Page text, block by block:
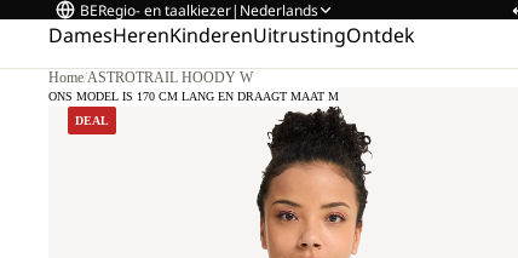
BERegio- en taalkiezer| Nederlands
DamesHerenKinderenUitrustingOntdek
Home/ASTROTRAIL HOODY W
DEAL
ONS MODEL IS 170 CM LANG EN DRAAGT MAAT M